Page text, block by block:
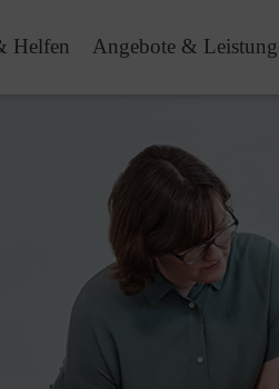
Helfen Angebote &